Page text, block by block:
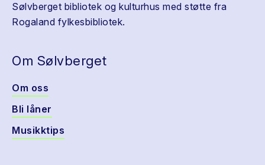
Sølvberget bibliotek og kulturhus med støtte fra
Rogaland fylkesbibliotek.
Om Sølvberget
Om oss
Bli låner
Musikktips